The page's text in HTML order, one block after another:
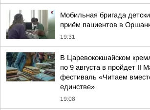
Мобильная бригада
приём пациентов в
19:31
В Царевококшайском
по 9 августа в пройдет II
фестиваль «Читаем
единстве»
19:08